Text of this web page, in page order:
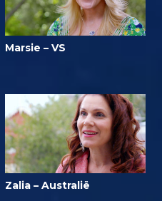
Marsie – VS
Zalia – Australië